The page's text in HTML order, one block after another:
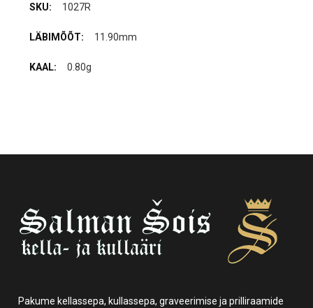
1027R
11.90mm
0.80g
Pakume kellassepa, kullassepa, graveerimise ja prilliraamide